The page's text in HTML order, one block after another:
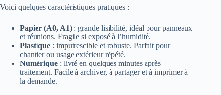
Voici quelques caractéristiques pratiques :
Papier (A0, A1) : grande lisibilité, idéal pour panneaux
et réunions. Fragile si exposé à l’humidité.
Plastique : imputrescible et robuste. Parfait pour
chantier ou usage extérieur répété.
Numérique : livré en quelques minutes après
traitement. Facile à archiver, à partager et à imprimer à
la demande.